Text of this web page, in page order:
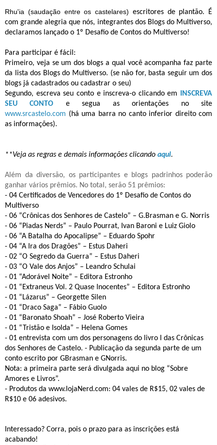
Rhu'ia (saudação entre os castelares) escritores de plantão. É
com grande alegria que nós, integrantes dos Blogs do Multiverso,
declaramos lançado o 1º Desafio de Contos do Multiverso!
Para participar é fácil:
Primeiro, veja se um dos blogs a qual você acompanha faz parte
da lista dos Blogs do Multiverso. (se não for, basta seguir um dos
blogs já cadastrados ou cadastrar o seu)
Segundo, escreva seu conto e inscreva-o clicando em
INSCREVA
SEU CONTO e segua as orientações no site
www.srcastelo.com (há uma barra no canto inferior direito com
as informações).
**Veja as regras e demais informações clicando aqui.
Além da diversão, os participantes e blogs padrinhos poderão
ganhar vários prêmios. No total, serão 51 prêmios:
- 04 Certificados de Vencedores do 1º Desafio de Contos do
Multiverso
- 06 “Crônicas dos Senhores de Castelo” – G.Brasman e G. Norris
- 06 “Piadas Nerds” – Paulo Pourrat, Ivan Baroni e Luiz Giolo
- 06 “A Batalha do Apocalipse” – Eduardo Spohr
- 04 “A Ira dos Dragões” – Estus Daheri
- 02 “O Segredo da Guerra” – Estus Daheri
- 03 “O Vale dos Anjos” – Leandro Schulai
- 01 “Adorável Noite” – Editora Estronho
- 01 “Extraneus Vol. 2 Quase Inocentes” – Editora Estronho
- 01 “Lázarus” – Georgette Silen
- 01 “Draco Saga” – Fábio Guolo
- 01 “Baronato Shoah” – José Roberto Vieira
- 01 “Tristão e Isolda” – Helena Gomes
- 01 entrevista com um dos personagens do livro I das Crônicas
dos Senhores de Castelo. - Publicação da segunda parte de um
conto escrito por GBrasman e GNorris.
Nota: a primeira parte será divulgada aqui no blog “Sobre
Amores e Livros”.
- Produtos da www.lojaNerd.com: 04 vales de R$15, 02 vales de
R$10 e 06 adesivos.
Interessado? Corra, pois o prazo para as inscrições está
acabando!